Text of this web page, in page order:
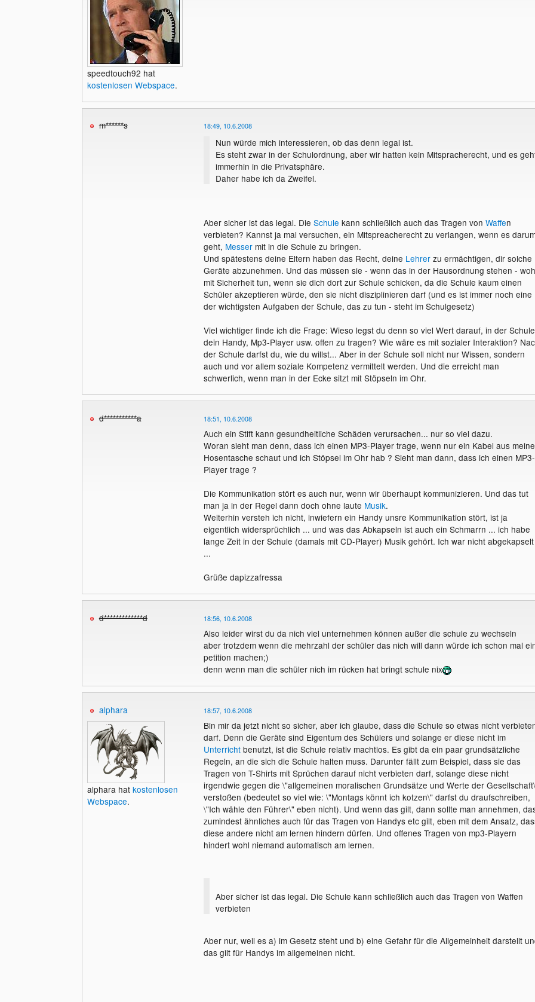
speedtouch92 hat
kostenlosen Webspace.
m******s 18:49, 10.6.2008
Nun würde mich interessieren, ob das denn legal ist.
Es steht zwar in der Schulordnung, aber wir hatten kein Mitspracherecht, und es
immerhin in die Privatsphäre.
Daher habe ich da Zweifel.
Aber sicher ist das legal. Die Schule kann schließlich auch das Tragen von Waffen
verbieten? Kannst ja mal versuchen, ein Mitspreacherecht zu verlangen, wenn es
geht, Messermit in die Schule zu bringen.
Und spätestens deine Eltern haben das Recht, deine Lehrerzu ermächtigen, dir solche
Geräte abzunehmen. Und das müssen sie - wenn das in der Hausordnung stehen -
mit Sicherheit tun, wenn sie dich dort zur Schule schicken, da die Schule kaum einen
Schüler akzeptieren würde, den sie nicht disziplinieren darf (und es ist immer noch eine
der wichtigsten Aufgaben der Schule, das zu tun - steht im Schulgesetz)
Viel wichtiger finde ich die Frage: Wieso legst du denn so viel Wert darauf, in der Schule
dein Handy, Mp3-Player usw. offen zu tragen? Wie wäre es mit sozialer Interaktion?
der Schule darfst du, wie du willst... Aber in der Schule soll nicht nur Wissen, sondern
auch und vor allem soziale Kompetenz vermittelt werden. Und die erreicht man
schwerlich, wenn man in der Ecke sitzt mit Stöpseln im Ohr.
d***********a 18:51, 10.6.2008
Auch ein Stift kann gesundheitliche Schäden verursachen... nur so viel dazu.
Woran sieht man denn, dass ich einen MP3-Player trage, wenn nur ein Kabel aus
Hosentasche schaut und ich Stöpsel im Ohr hab ? Sieht man dann, dass ich einen MP3-
Player trage ?
Die Kommunikation stört es auch nur, wenn wir überhaupt kommunizieren. Und das tut
man ja in der Regel dann doch ohne laute Musik.
Weiterhin versteh ich nicht, inwiefern ein Handy unsre Kommunikation stört, ist ja
eigentlich widersprüchlich ... und was das Abkapseln ist auch ein Schmarrn ... ich habe
lange Zeit in der Schule (damals mit CD-Player) Musik gehört. Ich war nicht abgekapselt
...
Grüße dapizzafressa
d*************d 18:56, 10.6.2008
Also leider wirst du da nich viel unternehmen können außer die schule zu wechseln
aber trotzdem wenn die mehrzahl der schüler das nich will dann würde ich schon mal
petition machen;)
denn wenn man die schüler nich im rücken hat bringt schule nix
alphara
alphara hat kostenlosen
Webspace.
18:57, 10.6.2008
Bin mir da jetzt nicht so sicher, aber ich glaube, dass die Schule so etwas nicht
darf. Denn die Geräte sind Eigentum des Schülers und solange er diese nicht im
Unterrichtbenutzt, ist die Schule relativ machtlos. Es gibt da ein paar grundsätzliche
Regeln, an die sich die Schule halten muss. Darunter fällt zum Beispiel, dass sie das
Tragen von T-Shirts mit Sprüchen darauf nicht verbieten darf, solange diese nicht
irgendwie gegen die \"allgemeinen moralischen Grundsätze und Werte der
verstoßen (bedeutet so viel wie: \"Montags könnt ich kotzen\" darfst du draufschreiben,
\"Ich wähle den Führer\" eben nicht). Und wenn das gilt, dann sollte man annehmen,
zumindest ähnliches auch für das Tragen von Handys etc gilt, eben mit dem Ansatz,
diese andere nicht am lernen hindern dürfen. Und offenes Tragen von mp3-Playern
hindert wohl niemand automatisch am lernen.
Aber sicher ist das legal. Die Schule kann schließlich auch das Tragen von Waffen
verbieten
Aber nur, weil es a) im Gesetz steht und b) eine Gefahr für die Allgemeinheit darstellt
das gilt für Handys im allgemeinen nicht.